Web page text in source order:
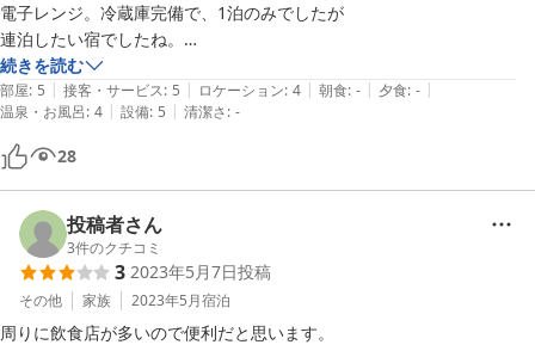
電子レンジ。冷蔵庫完備で、1泊のみでしたが
連泊したい宿でしたね。
次回あれば是非利用したい。
続きを読む
部屋: 5 | 接客・サービス: 5 | ロケーション: 4 | 朝食: - | 夕食: - |
温泉・お風呂: 4 | 設備: 5 | 清潔さ: -
28
投稿者さん
3件のクチコミ
3 2023年5月7日投稿
その他 家族 2023年5月宿泊
周りに飲食店が多いので便利だと思います。